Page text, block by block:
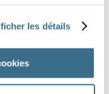
les détails